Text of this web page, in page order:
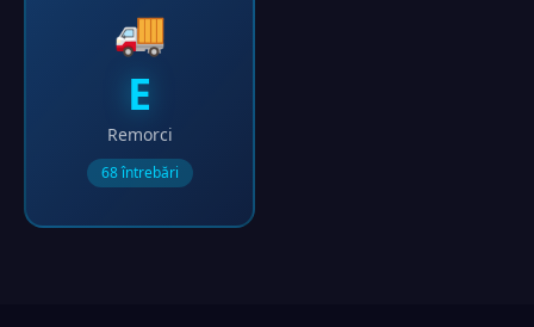
🚚
E
Remorci
68 întrebări